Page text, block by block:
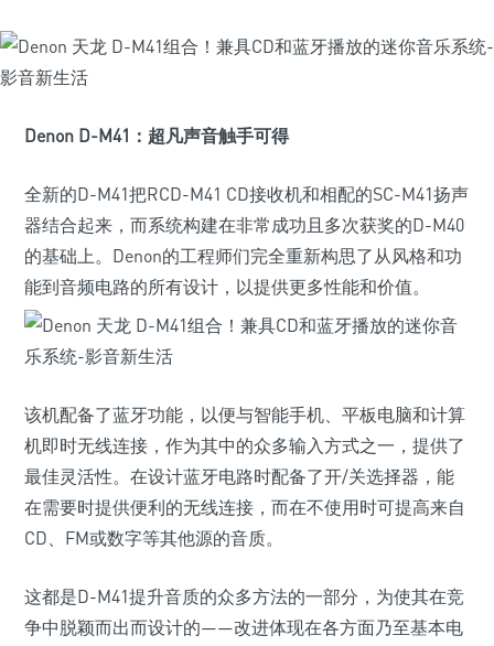
Denon D-M41：超凡声音触手可得
全新的D-M41把RCD-M41 CD接收机和相配的SC-M41扬声
器结合起来，而系统构建在非常成功且多次获奖的D-M40
的基础上。Denon的工程师们完全重新构思了从风格和功
能到音频电路的所有设计，以提供更多性能和价值。
该机配备了蓝牙功能，以便与智能手机、平板电脑和计算
机即时无线连接，作为其中的众多输入方式之一，提供了
最佳灵活性。在设计蓝牙电路时配备了开/关选择器，能
在需要时提供便利的无线连接，而在不使用时可提高来自
CD、FM或数字等其他源的音质。
这都是D-M41提升音质的众多方法的一部分，为使其在竞
争中脱颖而出而设计的——改进体现在各方面乃至基本电